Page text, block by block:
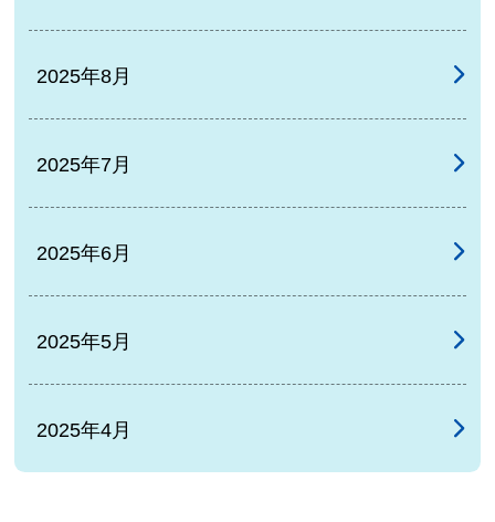
2025年8月
2025年7月
2025年6月
2025年5月
2025年4月